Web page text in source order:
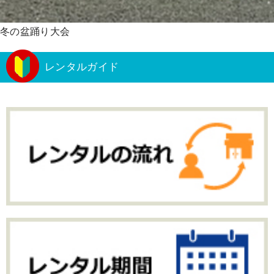
冬の盆踊り大会
レンタルガイド